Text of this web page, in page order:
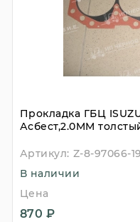
Прокладка ГБЦ
Асбест,2.0MM
Артикул: Z-8-97066-
В наличии
Цена
870 ₽